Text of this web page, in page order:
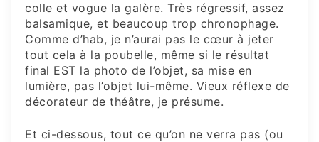
colle et vogue la galère. Très régressif, assez
balsamique, et beaucoup trop chronophage.
Comme d’hab, je n’aurai pas le cœur à jeter
tout cela à la poubelle, même si le résultat
final EST la photo de l’objet, sa mise en
lumière, pas l’objet lui-même. Vieux réflexe de
décorateur de théâtre, je présume.
Et ci-dessous, tout ce qu’on ne verra pas (ou